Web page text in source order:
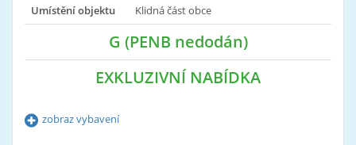
Umístění objektu
Klidná část obce
G (PENB nedodán)
EXKLUZIVNÍ NABÍDKA
zobraz vybavení